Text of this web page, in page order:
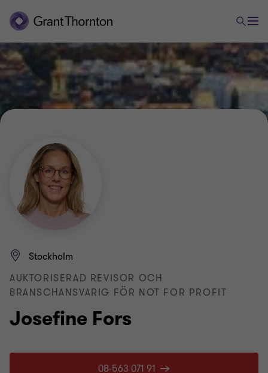
Josefine Fors
Stockholm
AUKTORISERAD REVISOR OCH
BRANSCHANSVARIG FÖR NOT FOR PROFIT
08-563 071 91